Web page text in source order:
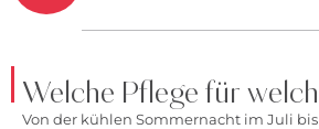
Welche Pflege für
Von der kühlen Sommernacht im Juli